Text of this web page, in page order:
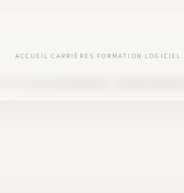
ACCUEIL CARRIÈRES FORMATION LOGICIEL